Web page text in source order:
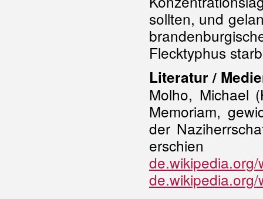
sollten, und
Flecktyphus
Literatur /
Molho, Michael
Memoriam,
der
de.wikipedia.org/